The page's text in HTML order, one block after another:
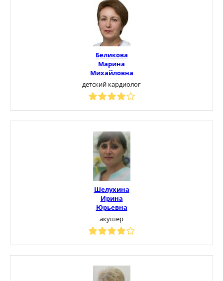
Беликова
Марина
Михайловна
детский кардиолог
Шелухина
Ирина
Юрьевна
акушер